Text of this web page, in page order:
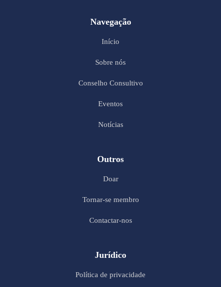
Navegação
Início
Sobre nós
Conselho Consultivo
Eventos
Notícias
Outros
Doar
Tornar-se membro
Contactar-nos
Jurídico
Política de privacidade